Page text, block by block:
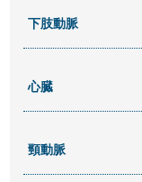
下肢動脈
心臓
頸動脈